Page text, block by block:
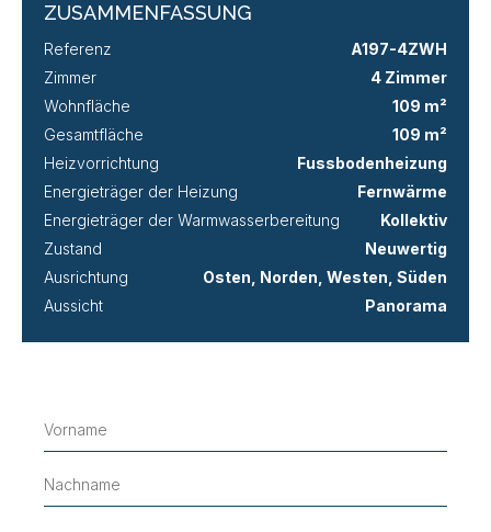
ZUSAMMENFASSUNG
Referenz
A197-4ZWH
Zimmer
4 Zimmer
Wohnfläche
109 m²
Gesamtfläche
109 m²
Heizvorrichtung
Fussbodenheizung
Energieträger der Heizung
Fernwärme
Energieträger der Warmwasserbereitung
Kollektiv
Zustand
Neuwertig
Ausrichtung
Osten, Norden, Westen, Süden
Aussicht
Panorama